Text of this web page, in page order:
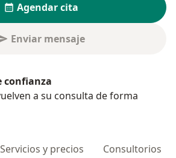
Agendar cita
Enviar mensaje
confianza
a su consulta de forma
Servicios y precios Consultorios